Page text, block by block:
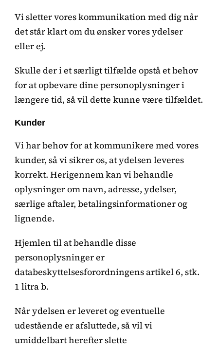
Vi sletter vores kommunikation med dig når
det står klart om du ønsker vores ydelser
eller ej.
Skulle der i et særligt tilfælde opstå et behov
for at opbevare dine personoplysninger i
længere tid, så vil dette kunne være tilfældet.
Kunder
Vi har behov for at kommunikere med vores
kunder, så vi sikrer os, at ydelsen leveres
korrekt. Herigennem kan vi behandle
oplysninger om navn, adresse, ydelser,
særlige aftaler, betalingsinformationer og
lignende.
Hjemlen til at behandle disse
personoplysninger er
databeskyttelsesforordningens artikel 6, stk.
1 litra b.
Når ydelsen er leveret og eventuelle
udestående er afsluttede, så vil vi
umiddelbart herefter slette